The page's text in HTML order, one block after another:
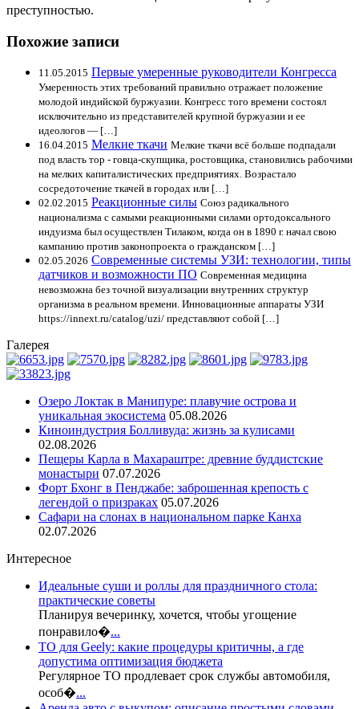
преступностью.
Похожие записи
11.05.2015 Первые умеренные руководители Конгресса
Умеренность этих требований правильно отражает положение
молодой индийской буржуазии. Конгресс того времени состоял
исключительно из представителей крупной буржуазии и ее
идеологов — […]
16.04.2015 Мелкие ткачи Мелкие ткачи всё больше подпадали
под власть тор - говца-скупщика, ростовщика, становились рабочими
на мелких капиталистических предприятиях. Возрастало
сосредоточение ткачей в городах или […]
02.02.2015 Реакционные силы Союз радикального
национализма с самыми реакционными силами ортодоксального
индуизма был осуществлен Тилаком, когда он в 1890 г. начал свою
кампанию против законопроекта о гражданском […]
02.05.2026 Современные системы УЗИ: технологии, типы
датчиков и возможности ПО Современная медицина
невозможна без точной визуализации внутренних структур
организма в реальном времени. Инновационные аппараты УЗИ
https://innext.ru/catalog/uzi/ представляют собой […]
Галерея
Озеро Локтак в Манипуре: плавучие острова и
уникальная экосистема 05.08.2026
Киноиндустрия Болливуда: жизнь за кулисами
02.08.2026
Пещеры Карла в Махараштре: древние буддистские
монастыри 07.07.2026
Форт Бхонг в Пенджабе: заброшенная крепость с
легендой о призраках 05.07.2026
Сафари на слонах в национальном парке Канха
02.07.2026
Интересное
Идеальные суши и роллы для праздничного стола:
практические советы
Планируя вечеринку, хочется, чтобы угощение
понравило�...
ТО для Geely: какие процедуры критичны, а где
допустима оптимизация бюджета
Регулярное ТО продлевает срок службы автомобиля,
особ�...